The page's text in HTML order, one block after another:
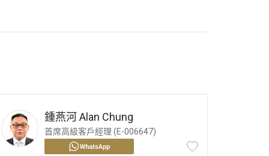
鍾燕河Alan Chung
首席高級客戶經理 (E-006647)